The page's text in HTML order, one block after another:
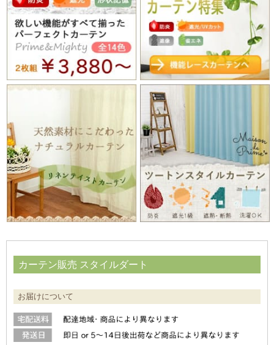
カーテン販売 スタイルダート
お届けについて